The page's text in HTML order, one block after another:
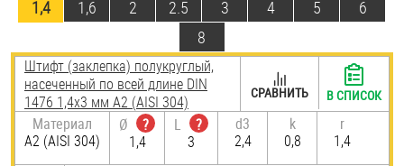
1,4 1,6 2 2.5 3 4 5
6
8
Штифт (заклепка) полукруглый,
насеченный по всей длине DIN
1476 1,4х3 мм А2 (AISI 304)
Материал
А2 (AISI 304)
Ø
?
1,4
L
?
3
d3
2,4
k
0,8
r
1,4
СРАВНИТЬ В СПИСОК